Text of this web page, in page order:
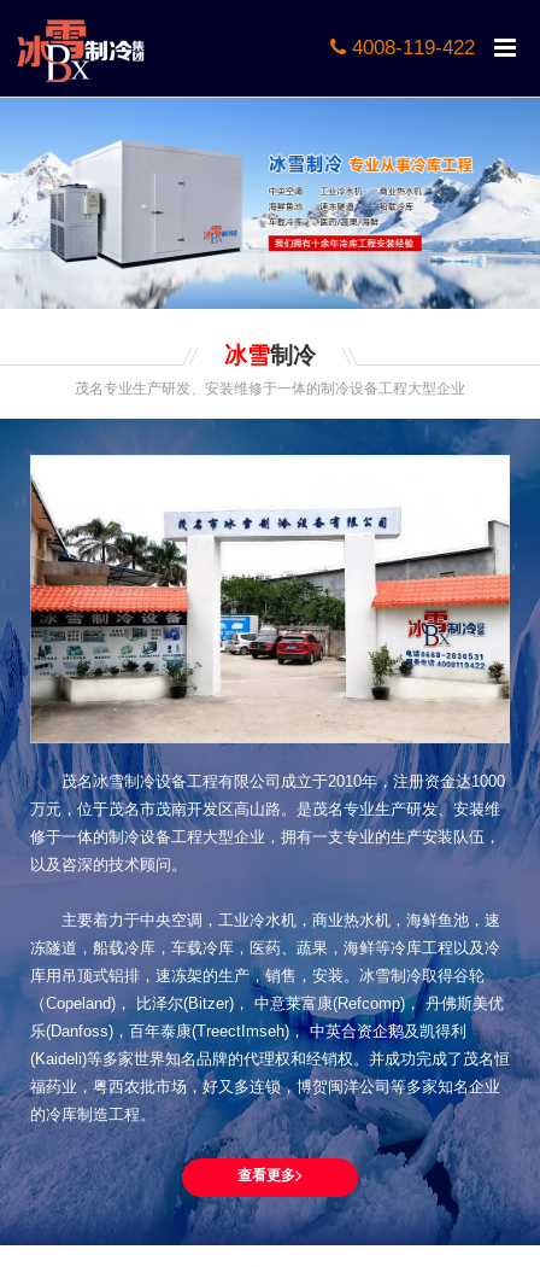
4008-119-422
冰雪制冷
茂名专业生产研发、安装维修于一体的制冷设备工程大型企业
茂名冰雪制冷设备工程有限公司成立于2010年，注册资金达1000
万元，位于茂名市茂南开发区高山路。是茂名专业生产研发、安装维
修于一体的制冷设备工程大型企业，拥有一支专业的生产安装队伍，
以及咨深的技术顾问。
主要着力于中央空调，工业冷水机，商业热水机，海鲜鱼池，速
冻隧道，船载冷库，车载冷库，医药、蔬果，海鲜等冷库工程以及冷
库用吊顶式铝排，速冻架的生产，销售，安装。冰雪制冷取得谷轮
（Copeland)， 比泽尔(Bitzer)， 中意莱富康(Refcomp)， 丹佛斯美优
乐(Danfoss)，百年泰康(TreectImseh)， 中英合资企鹅及凯得利
(Kaideli)等多家世界知名品牌的代理权和经销权。并成功完成了茂名恒
福药业，粤西农批市场，好又多连锁，博贺闽洋公司等多家知名企业
的冷库制造工程。
查看更多